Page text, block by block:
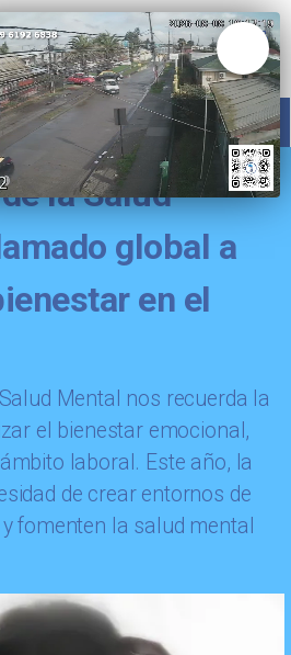
LOCAL DEPORTES
la Salud
global a
en el
Mental nos recuerda la
el bienestar emocional,
laboral. Este año, la
de crear entornos de
fomenten la salud mental